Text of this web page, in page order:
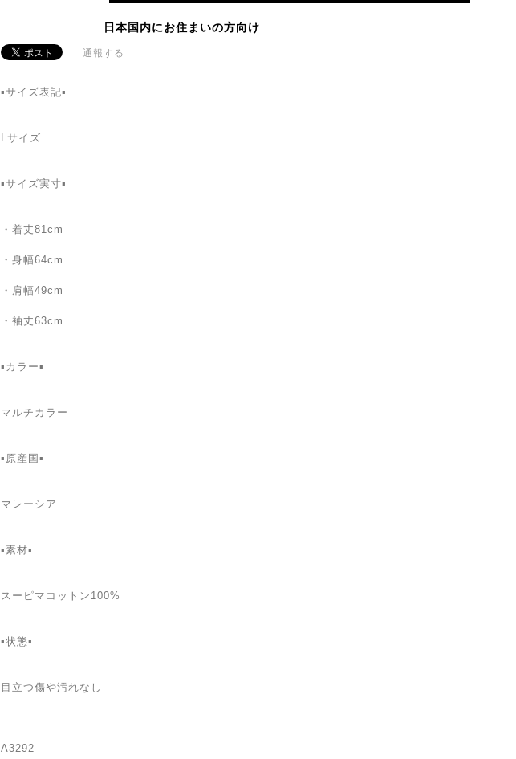
日本国内にお住まいの方向け
通報する
▪️サイズ表記▪️
Lサイズ
▪️サイズ実寸▪️
・着丈81cm
・身幅64cm
・肩幅49cm
・袖丈63cm
▪️カラー▪️
マルチカラー
▪️原産国▪️
マレーシア
▪️素材▪️
スーピマコットン100%
▪️状態▪️
目立つ傷や汚れなし
A3292